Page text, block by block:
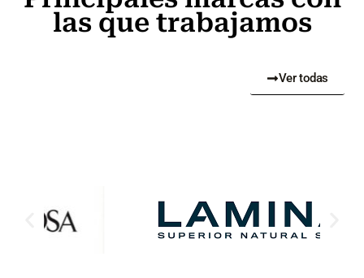
las que trabajamos
Ver todas